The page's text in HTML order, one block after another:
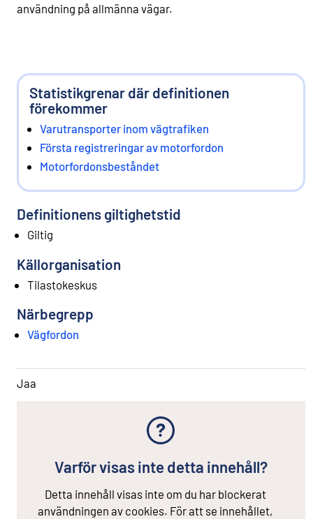
användning på allmänna vägar.
Statistikgrenar där definitionen
förekommer
Varutransporter inom vägtrafiken
Första registreringar av motorfordon
Motorfordonsbeståndet
Definitionens giltighetstid
Giltig
Källorganisation
Tilastokeskus
Närbegrepp
Vägfordon
Jaa
Varför visas inte detta innehåll?
Detta innehåll visas inte om du har blockerat
användningen av cookies. För att se innehållet,